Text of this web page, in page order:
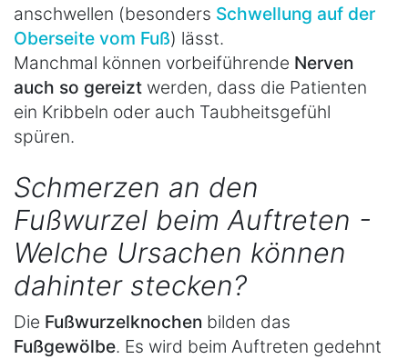
anschwellen (besonders Schwellung auf der
Oberseite vom Fuß) lässt.
Manchmal können vorbeiführende Nerven
auch so gereizt werden, dass die Patienten
ein Kribbeln oder auch Taubheitsgefühl
spüren.
Schmerzen an den
Fußwurzel beim Auftreten -
Welche Ursachen können
dahinter stecken?
Die Fußwurzelknochen bilden das
Fußgewölbe. Es wird beim Auftreten gedehnt